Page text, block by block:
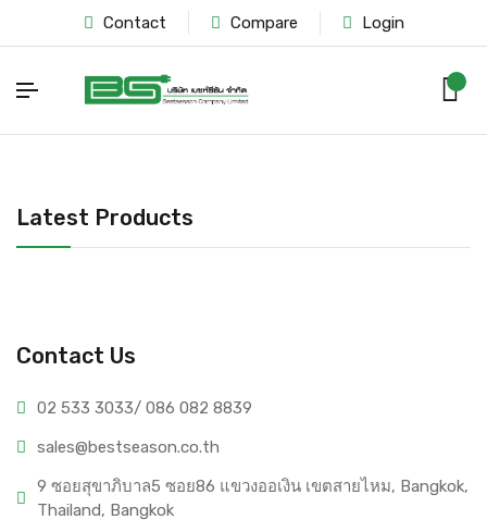
Contact Compare Login
Latest Products
Contact Us
02 533 3033/ 086 082 8839
sales@bestseason.co.th
9 ซอยสุขาภิบาล5 ซอย86 แขวงออเงิน เขตสายไหม, Bangkok,
Thailand, Bangkok